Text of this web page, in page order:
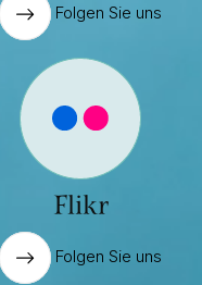
Folgen Sie uns
Flikr
Folgen Sie uns